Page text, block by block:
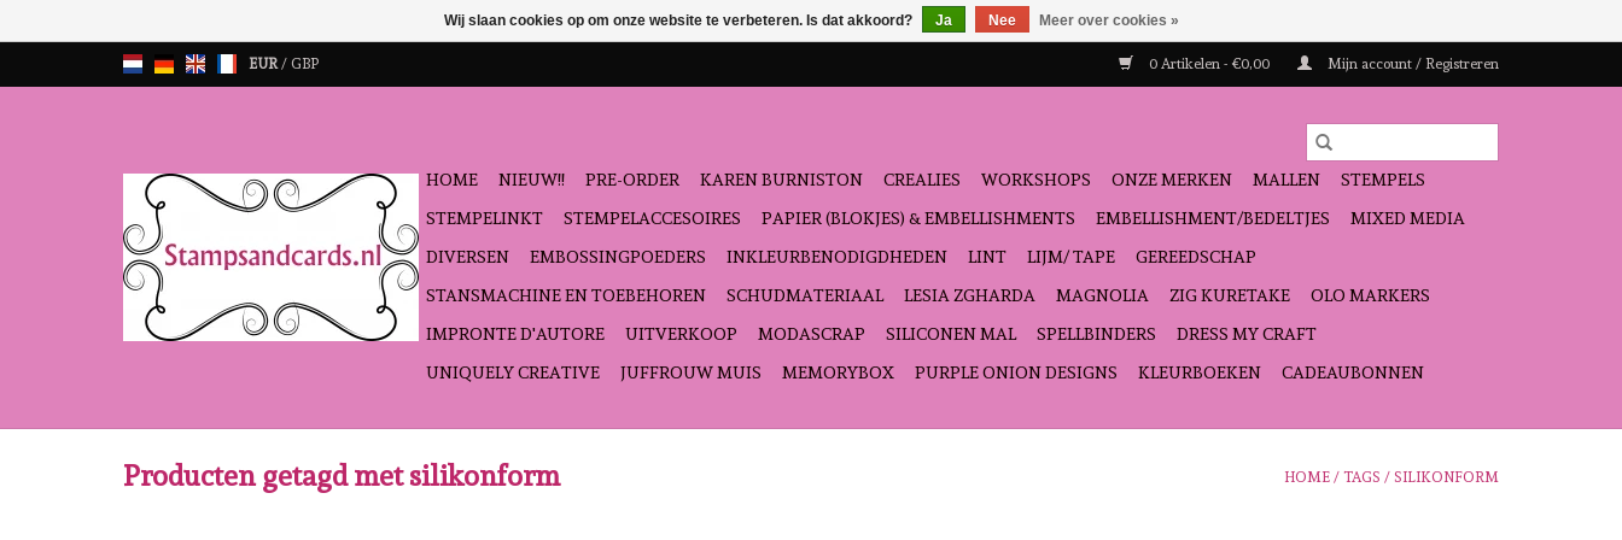
EUR/ GBP 0 Artikelen - €0,00 Mijn account / Registreren
HOME NIEUW!! PRE-ORDER KAREN BURNISTON CREALIES WORKSHOPS ONZE MERKEN MALLEN
STEMPELS
STEMPELINKT
STEMPELACCESOIRES PAPIER (BLOKJES) & EMBELLISHMENTS EMBELLISHMENT/BEDELTJES
MIXED MEDIA
DIVERSEN
EMBOSSINGPOEDERS INKLEURBENODIGDHEDEN LINT LIJM/ TAPE
GEREEDSCHAP
STANSMACHINE EN TOEBEHOREN
SCHUDMATERIAAL LESIA ZGHARDA MAGNOLIA ZIG KURETAKE
OLO MARKERS
IMPRONTE D'AUTORE
UITVERKOOP MODASCRAP SILICONEN MAL SPELLBINDERS
DRESS MY CRAFT
UNIQUELY CREATIVE
JUFFROUW MUIS MEMORYBOX PURPLE ONION DESIGNS KLEURBOEKEN CADEAUBONNEN
Producten getagd met silikonform HOME / TAGS / SILIKONFORM
Wij slaan cookies op om onze website te verbeteren. Is dat akkoord? Ja Nee Meer over cookies »